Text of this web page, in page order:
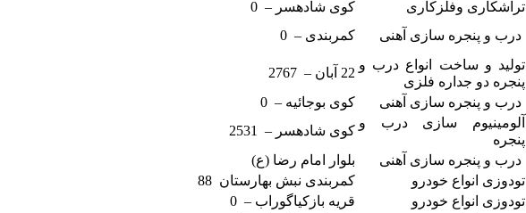
تراشکاری وفلزکاری
کوی شادهسر – 0
درب و پنجره سازی آهنی کمربندی – 0
تولید و ساخت انواع درب و
پنجره دو جداره فلزی
22 آبان – 2767
درب و پنجره سازی آهنی
کوی بوجائیه – 0
آلومینیوم سازی درب و
پنجره
کوی شادهسر – 2531
درب و پنجره سازی آهنی
بلوار امام رضا (ع)
تودوزی انواع خودرو
کمربندی نبش بهارستان 88
تودوزی انواع خودرو
قریه بازکیاگوراب – 0